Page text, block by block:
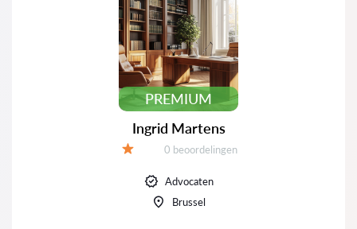
PREMIUM
Ingrid Martens
Beoordelingen:
0 beoordelingen
Advocaten
Brussel